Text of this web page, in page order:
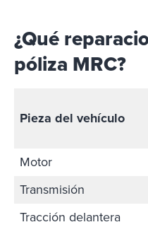
¿Qué
póliza MRC?
Pieza del vehículo
Motor
Transmisión
Tracción delantera